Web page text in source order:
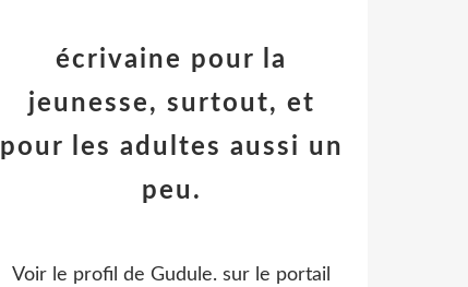
écrivaine pour la
jeunesse, surtout, et
pour les adultes aussi un
peu.
Voir le profil de Gudule. sur le portail